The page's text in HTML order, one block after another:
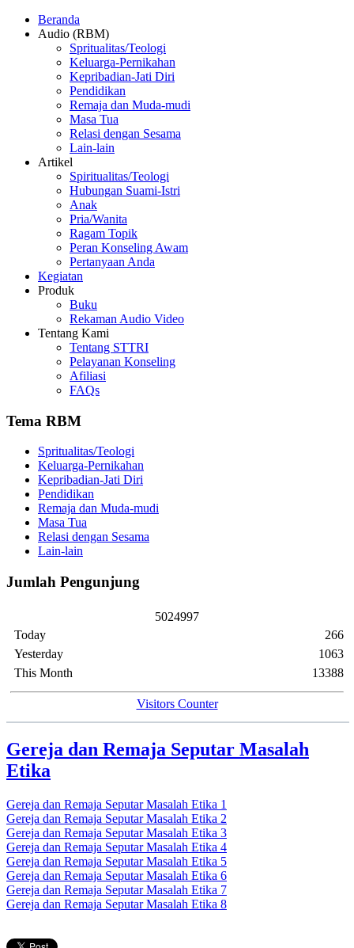
Beranda
Audio (RBM)
Spritualitas/Teologi
Keluarga-Pernikahan
Kepribadian-Jati Diri
Pendidikan
Remaja dan Muda-mudi
Masa Tua
Relasi dengan Sesama
Lain-lain
Artikel
Spiritualitas/Teologi
Hubungan Suami-Istri
Anak
Pria/Wanita
Ragam Topik
Peran Konseling Awam
Pertanyaan Anda
Kegiatan
Produk
Buku
Rekaman Audio Video
Tentang Kami
Tentang STTRI
Pelayanan Konseling
Afiliasi
FAQs
Tema RBM
Spritualitas/Teologi
Keluarga-Pernikahan
Kepribadian-Jati Diri
Pendidikan
Remaja dan Muda-mudi
Masa Tua
Relasi dengan Sesama
Lain-lain
Jumlah Pengunjung
5024997
Today
Yesterday
This Month
266
1063
13388
Visitors Counter
Gereja dan Remaja Seputar Masalah
Etika
Gereja dan Remaja Seputar Masalah Etika 1
Gereja dan Remaja Seputar Masalah Etika 2
Gereja dan Remaja Seputar Masalah Etika 3
Gereja dan Remaja Seputar Masalah Etika 4
Gereja dan Remaja Seputar Masalah Etika 5
Gereja dan Remaja Seputar Masalah Etika 6
Gereja dan Remaja Seputar Masalah Etika 7
Gereja dan Remaja Seputar Masalah Etika 8